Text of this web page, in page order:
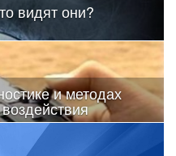
видят они?
и методах